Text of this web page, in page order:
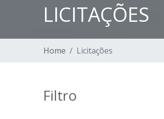
LICITAÇÕES
Home Licitações
Filtro